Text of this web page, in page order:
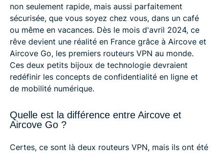
non seulement rapide, mais aussi parfaitement
sécurisée, que vous soyez chez vous, dans un café
ou même en vacances. Dès le mois d'avril 2024, ce
rêve devient une réalité en France grâce à Aircove et
Aircove Go, les premiers routeurs VPN au monde.
Ces deux petits bijoux de technologie devraient
redéfinir les concepts de confidentialité en ligne et
de mobilité numérique.
Quelle est la différence entre Aircove et
Aircove Go ?
Certes, ce sont là deux routeurs VPN, mais ils ont été